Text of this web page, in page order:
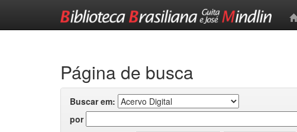
Página de busca
Buscar em:
por